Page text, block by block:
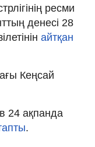
ресми
денесі 28
айтқан
Кеңсай
24 ақпанда
.